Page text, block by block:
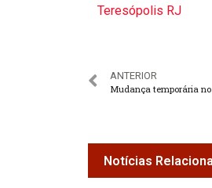
Teresópolis RJ
ANTERIOR
Notícias